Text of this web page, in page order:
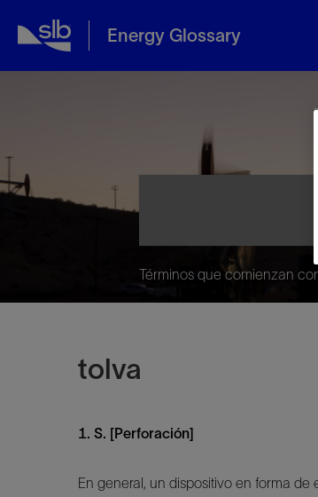
Energy Glossary
Términos que comienzan
tolva
1. S. [Perforación]
En general, un dispositivo en forma